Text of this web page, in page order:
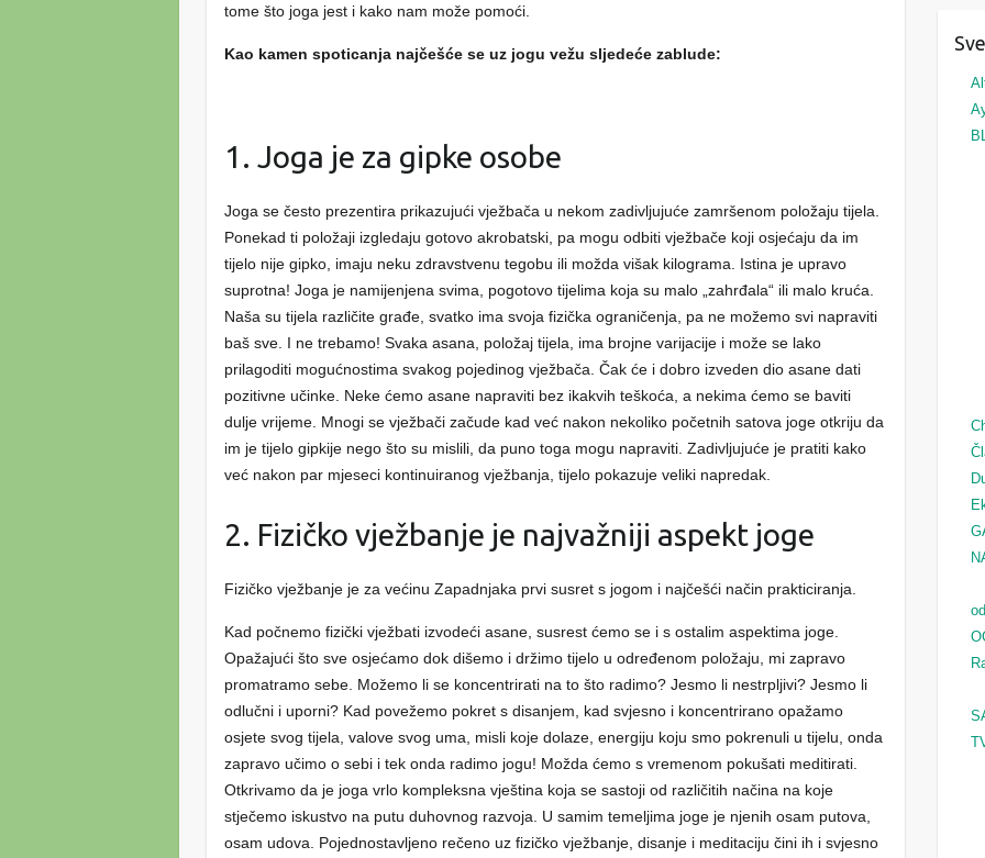
tome što joga jest i kako nam može pomoći.
Kao kamen spoticanja najčešće se uz jogu vežu sljedeće zablude:
1. Joga je za gipke osobe
Joga se često prezentira prikazujući vježbača u nekom zadivljujuće zamršenom položaju tijela.
Ponekad ti položaji izgledaju gotovo akrobatski, pa mogu odbiti vježbače koji osjećaju da im
tijelo nije gipko, imaju neku zdravstvenu tegobu ili možda višak kilograma. Istina je upravo
suprotna! Joga je namijenjena svima, pogotovo tijelima koja su malo „zahrđala“ ili malo kruća.
Naša su tijela različite građe, svatko ima svoja fizička ograničenja, pa ne možemo svi napraviti
baš sve. I ne trebamo! Svaka asana, položaj tijela, ima brojne varijacije i može se lako
prilagoditi mogućnostima svakog pojedinog vježbača. Čak će i dobro izveden dio asane dati
pozitivne učinke. Neke ćemo asane napraviti bez ikakvih teškoća, a nekima ćemo se baviti
dulje vrijeme. Mnogi se vježbači začude kad već nakon nekoliko početnih satova joge otkriju da
im je tijelo gipkije nego što su mislili, da puno toga mogu napraviti. Zadivljujuće je pratiti kako
već nakon par mjeseci kontinuiranog vježbanja, tijelo pokazuje veliki napredak.
2. Fizičko vježbanje je najvažniji aspekt joge
Fizičko vježbanje je za većinu Zapadnjaka prvi susret s jogom i najčešći način prakticiranja.
Kad počnemo fizički vježbati izvodeći asane, susrest ćemo se i s ostalim aspektima joge.
Opažajući što sve osjećamo dok dišemo i držimo tijelo u određenom položaju, mi zapravo
promatramo sebe. Možemo li se koncentrirati na to što radimo? Jesmo li nestrpljivi? Jesmo li
odlučni i uporni? Kad povežemo pokret s disanjem, kad svjesno i koncentrirano opažamo
osjete svog tijela, valove svog uma, misli koje dolaze, energiju koju smo pokrenuli u tijelu, onda
zapravo učimo o sebi i tek onda radimo jogu! Možda ćemo s vremenom pokušati meditirati.
Otkrivamo da je joga vrlo kompleksna vještina koja se sastoji od različitih načina na koje
stječemo iskustvo na putu duhovnog razvoja. U samim temeljima joge je njenih osam putova,
osam udova. Pojednostavljeno rečeno uz fizičko vježbanje, disanje i meditaciju čini ih i svjesno